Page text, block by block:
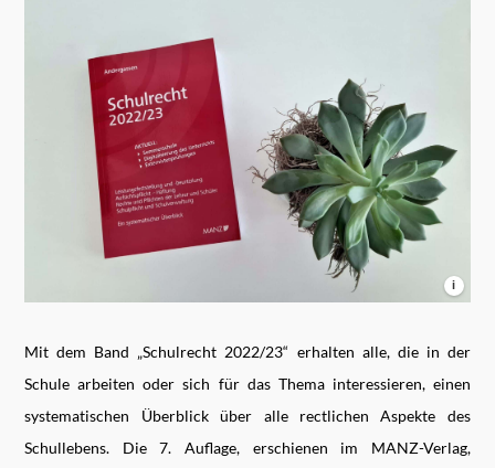
i
Mit dem Band „Schulrecht 2022/23“ erhalten alle, die in der
Schule arbeiten oder sich für das Thema interessieren, einen
systematischen Überblick über alle rectlichen Aspekte des
Schullebens. Die 7. Auflage, erschienen im MANZ-Verlag,